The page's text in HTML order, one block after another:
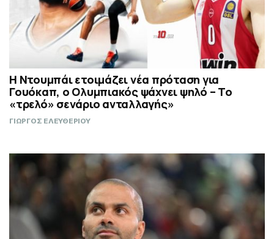
Η Ντουμπάι ετοιμάζει νέα πρόταση για
Γουόκαπ, ο Ολυμπιακός ψάχνει ψηλό – Το
«τρελό» σενάριο ανταλλαγής»
ΓΙΩΡΓΟΣ ΕΛΕΥΘΕΡΙΟΥ